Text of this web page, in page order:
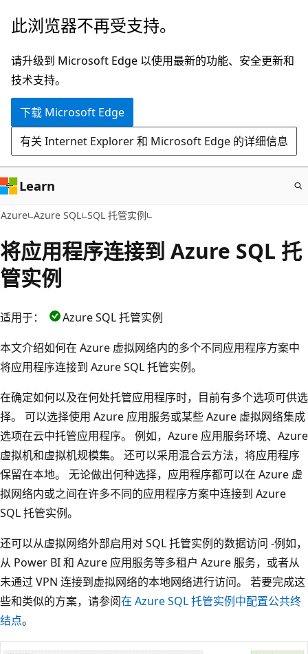
跳
主
要
内
此浏览器不再受支持。
请升级到 Microsoft Edge 以使用最新的功能、安全更新和
技术支持。
下载 Microsoft Edge
有关 Internet Explorer 和 Microsoft Edge 的详细信息
Learn
Azure Azure SQL SQL 托管实例
将应用程序连接到 Azure SQL 托
管实例
适用于：
Azure SQL 托管实例
本文介绍如何在 Azure 虚拟网络内的多个不同应用程序方案中
将应用程序连接到 Azure SQL 托管实例。
在确定如何以及在何处托管应用程序时，目前有多个选项可供选
择。 可以选择使用 Azure 应用服务或某些 Azure 虚拟网络集成
选项在云中托管应用程序。 例如，Azure 应用服务环境、Azure
虚拟机和虚拟机规模集。 还可以采用混合云方法，将应用程序
保留在本地。 无论做出何种选择，应用程序都可以在 Azure 虚
拟网络内或之间在许多不同的应用程序方案中连接到 Azure
SQL 托管实例。
还可以从虚拟网络外部启用对 SQL 托管实例的数据访问 -例如，
从 Power BI 和 Azure 应用服务等多租户 Azure 服务，或者从
未通过 VPN 连接到虚拟网络的本地网络进行访问。 若要完成这
些和类似的方案，请参阅在 Azure SQL 托管实例中配置公共终
结点。